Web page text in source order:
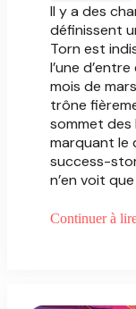
Il y a des
définissent
Torn est
l’une
mois de
trône
sommet
marquant le
success-
n’en voit
Continuer à